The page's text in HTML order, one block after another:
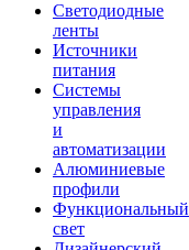
Светодиодные
ленты
Источники
питания
Системы
управления
и
автоматизации
Алюминиевые
профили
Функциональный
свет